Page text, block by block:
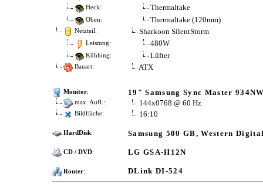
Heck: Thermaltake
Oben: Thermaltake (120mm)
Netzteil: Sharkoon SilentStorm
Leistung: 480W
Kühlung: Lüfter
Bauart: ATX
Monitor: 19" Samsung Sync Master
max. Aufl.: 144x0768 @ 60 Hz
Bildfläche: 16:10
HardDisk: Samsung 500 GB, Western
CD / DVD: LG GSA-H12N
Router: DLink DI-524